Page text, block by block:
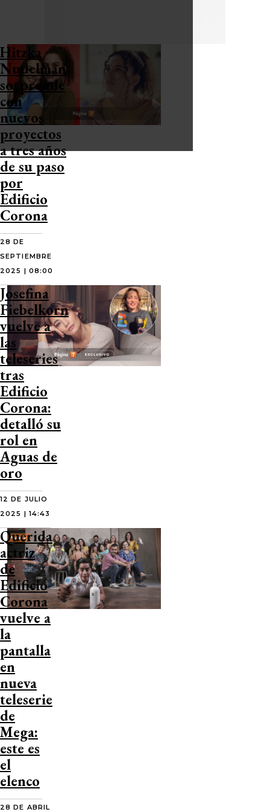
Hitzka
Nudelman
sorprende
con
nuevos
proyectos
a tres años
de su paso
por
Edificio
Corona
28 DE
SEPTIEMBRE
2025 | 08:00
Josefina
Fiebelkorn
vuelve a
las
teleseries
tras
Edificio
Corona:
detalló su
rol en
Aguas de
oro
12 DE JULIO
2025 | 14:43
Querida
actriz
de
Edificio
Corona
vuelve a
la
pantalla
en
nueva
teleserie
de
Mega:
este es
el
elenco
28 DE ABRIL